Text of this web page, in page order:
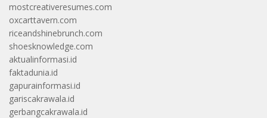
mostcreativeresumes.com
oxcarttavern.com
riceandshinebrunch.com
shoesknowledge.com
aktualinformasi.id
faktadunia.id
gapurainformasi.id
gariscakrawala.id
gerbangcakrawala.id